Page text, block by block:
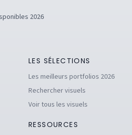
2026
LES SÉLECTIONS
Les meilleurs portfolios 2026
Rechercher visuels
Voir tous les visuels
RESSOURCES